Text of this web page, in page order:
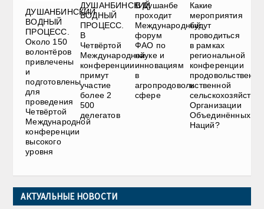
ДУШАНБИНСКИЙ
ВОДНЫЙ
ПРОЦЕСС.
Около 150
волонтёров
привлечены
и
подготовлены
для
проведения
Четвёртой
Международной
конференции
высокого
уровня
ДУШАНБИНСКИЙ
ВОДНЫЙ
ПРОЦЕСС.
В
Четвёртой
Международной
конференции
примут
участие
более 2
500
делегатов
В Душанбе
проходит
Международный
форум
ФАО по
науке и
инновациям
в
агропродовольственной
сфере
Какие
мероприятия
будут
проводиться
в рамках
региональной
конференции
и
Организации
Объединённых
Наций?
АКТУАЛЬНЫЕ НОВОСТИ